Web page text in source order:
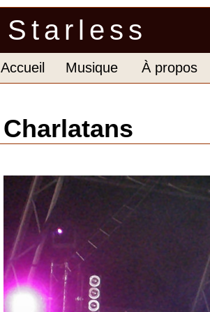
Starless
Accueil Musique À propos
Charlatans